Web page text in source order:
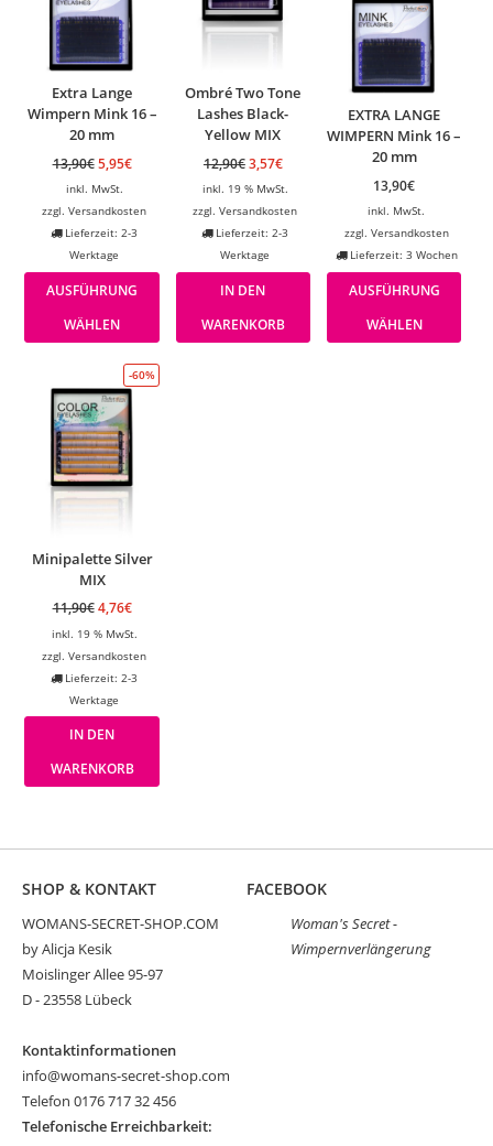
Extra Lange
Wimpern Mink 16 –
20 mm
13,90€ 5,95€
inkl. MwSt.
zzgl.Versandkosten
Lieferzeit: 2-3
Werktage
AUSFÜHRUNG
WÄHLEN
Ombré Two Tone
Lashes Black-
Yellow MIX
12,90€3,57€
inkl. 19 % MwSt.
zzgl.Versandkosten
Lieferzeit: 2-3
Werktage
IN DEN
WARENKORB
EXTRA LANGE
WIMPERN Mink 16 –
20 mm
13,90€
inkl. MwSt.
zzgl. Versandkosten
Lieferzeit: 3 Wochen
AUSFÜHRUNG
WÄHLEN
-60%
Minipalette Silver
MIX
11,90€ 4,76€
inkl. 19 % MwSt.
zzgl.Versandkosten
Lieferzeit: 2-3
Werktage
IN DEN
WARENKORB
SHOP & KONTAKT
WOMANS-SECRET-SHOP.COM
by Alicja Kesik
Moislinger Allee 95-97
D - 23558 Lübeck
Kontaktinformationen
info@womans-secret-shop.com
Telefon 0176 717 32 456
Telefonische Erreichbarkeit:
FACEBOOK
Woman's Secret -
Wimpernverlängerung